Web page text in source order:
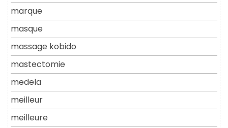
marque
masque
massage kobido
mastectomie
medela
meilleur
meilleure